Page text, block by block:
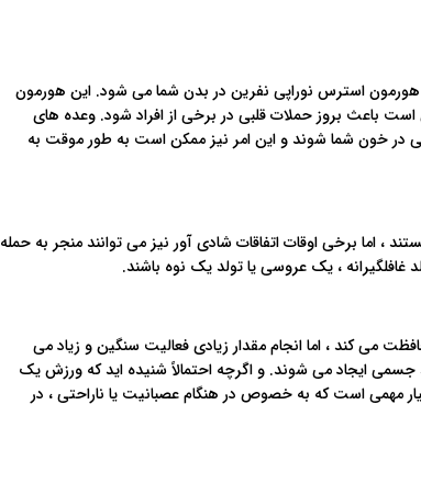
استرس نوراپی نفرین در بدن شما می شود. این هورمون
باعث بروز حملات قلبی در برخی از افراد شود. وعده های
در خون شما شوند و این امر نیز ممکن است به طور موقت به
اما برخی اوقات اتفاقات شادی آور نیز می توانند منجر به حمله
، یک عروسی یا تولد یک نوه باشند.
می کند ، اما انجام مقدار زیادی فعالیت سنگین و زیاد می
اثر تلاش شدید جسمی ایجاد می شوند. و اگرچه احتمالاً شنیده اید که ورزش یک
مهمی است که به خصوص در هنگام عصبانیت یا ناراحتی ، در